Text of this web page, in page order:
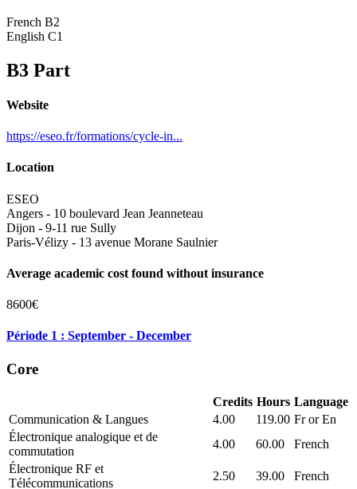
French B2
English C1
B3 Part
Website
https://eseo.fr/formations/cycle-in...
Location
ESEO
Angers - 10 boulevard Jean Jeanneteau
Dijon - 9-11 rue Sully
Paris-Vélizy - 13 avenue Morane Saulnier
Average academic cost found without insurance
8600€
Période 1 : September - December
Core
Credits Hours Language
Communication & Langues
4.00 119.00 Fr or En
Électronique analogique et de
commutation
4.00 60.00
French
Électronique RF et
Télécommunications
2.50 39.00 French